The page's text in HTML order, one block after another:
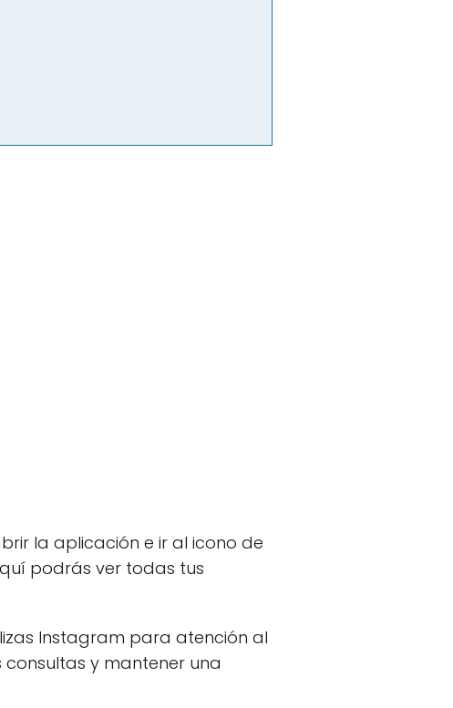
la aplicación e ir al icono de
podrás ver todas tus
Instagram para atención al
y mantener una